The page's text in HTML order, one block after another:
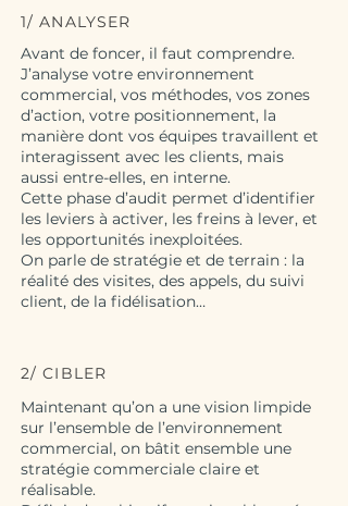
1/ ANALYSER
Avant de foncer, il faut comprendre.
J’analyse votre environnement
commercial, vos méthodes, vos zones
d’action, votre positionnement, la
manière dont vos équipes travaillent et
interagissent avec les clients, mais
aussi entre-elles, en interne.
Cette phase d’audit permet d’identifier
les leviers à activer, les freins à lever, et
les opportunités inexploitées.
On parle de stratégie et de terrain : la
réalité des visites, des appels, du suivi
client, de la fidélisation…
2/ CIBLER
Maintenant qu’on a une vision limpide
sur l’ensemble de l’environnement
commercial, on bâtit ensemble une
stratégie commerciale claire et
réalisable.